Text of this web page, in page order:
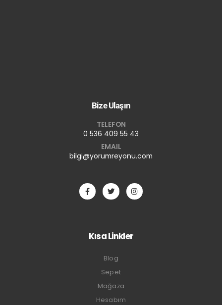
Bize Ulaşın
TELEFON
0 536 409 55 43
EMAIL
bilgi@yorumreyonu.com
Kısa Linkler
Blog
Sepet
Mağaza
Hesabım